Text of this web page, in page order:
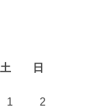
土 日
1 2